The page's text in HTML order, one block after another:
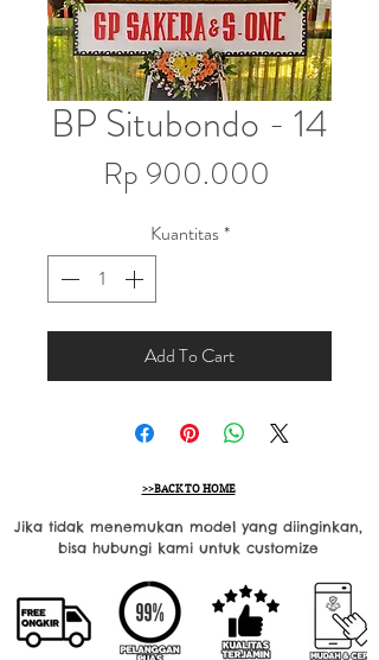
BP Situbondo - 14
Rp 900.000
Kuantitas*
Add To Cart
>>BACK TO HOME
Jika tidak menemukan model yang diinginkan,
bisa hubungi kami untuk customize